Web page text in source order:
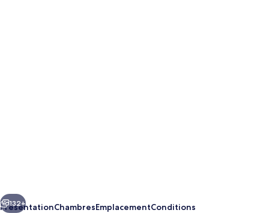
Suivant
132+
PrésentationChambresEmplacementConditions